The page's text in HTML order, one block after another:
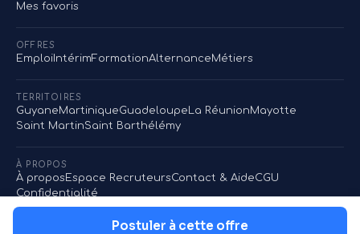
Postuler à cette offre
Mes favoris
OFFRES
EmploiIntérimFormationAlternanceMétiers
TERRITOIRES
GuyaneMartiniqueGuadeloupe La RéunionMayotte
Saint MartinSaint Barthélémy
À PROPOS
À propos Espace RecruteursContact & AideCGU
Confidentialité